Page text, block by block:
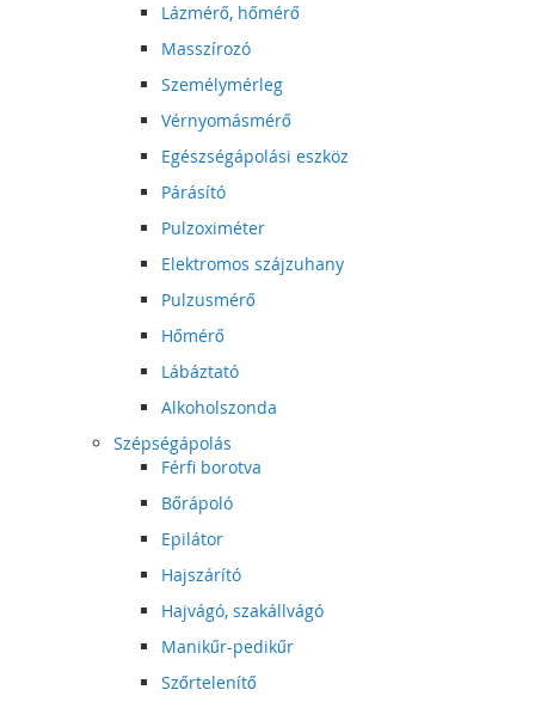
Lázmérő, hőmérő
Masszírozó
Személymérleg
Vérnyomásmérő
Egészségápolási eszköz
Párásító
Pulzoximéter
Elektromos szájzuhany
Pulzusmérő
Hőmérő
Lábáztató
Alkoholszonda
Szépségápolás
Férfi borotva
Bőrápoló
Epilátor
Hajszárító
Hajvágó, szakállvágó
Manikűr-pedikűr
Szőrtelenítő